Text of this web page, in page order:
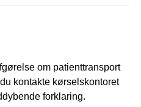
om patienttransport
kontakte kørselskontoret
forklaring.